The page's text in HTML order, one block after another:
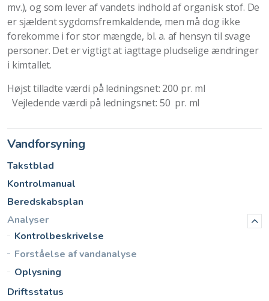
mv.), og som lever af vandets indhold af organisk stof. De
er sjældent sygdomsfremkaldende, men må dog ikke
forekomme i for stor mængde, bl. a. af hensyn til svage
personer. Det er vigtigt at iagttage pludselige ændringer
i kimtallet.
Højst tilladte værdi på ledningsnet: 200 pr. ml
Vejledende værdi på ledningsnet: 50 pr. ml
Vandforsyning
Takstblad
Kontrolmanual
Beredskabsplan
Analyser
Kontrolbeskrivelse
Forståelse af vandanalyse
Oplysning
Driftsstatus